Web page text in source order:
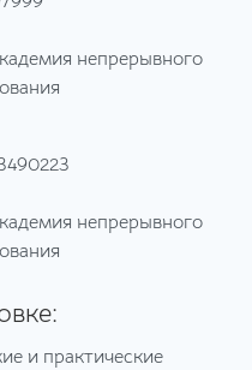
непрерывного
непрерывного
и практические